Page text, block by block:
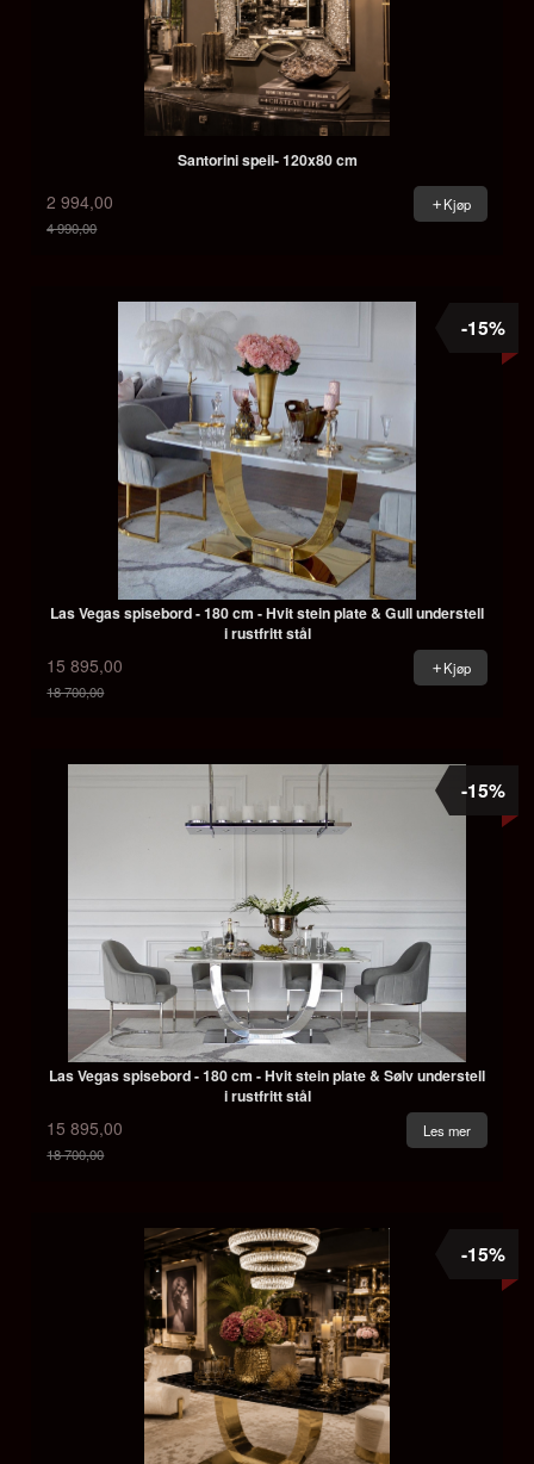
Santorini speil- 120x80 cm
2 994,00
4 990,00
Kjøp
Las Vegas spisebord - 180 cm - Hvit stein plate & Gull understell
i rustfritt stål
15 895,00
18 700,00
-15%
Kjøp
Las Vegas spisebord - 180 cm - Hvit stein plate & Sølv understell
i rustfritt stål
15 895,00
18 700,00
-15%
Les mer
-15%